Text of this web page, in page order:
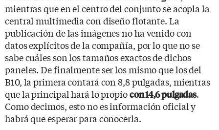
mientras que en el centro del conjunto se acopla la
central multimedia con diseño flotante. La
publicación de las imágenes no ha venido con
datos explícitos de la compañía, por lo que no se
sabe cuáles son los tamaños exactos de dichos
paneles. De finalmente ser los mismo que los del
B10, la primera contará con 8,8 pulgadas, mientras
que la principal hará lo propiocon 14,6 pulgadas.
Como decimos, esto no es información oficial y
habrá que esperar para conocerla.